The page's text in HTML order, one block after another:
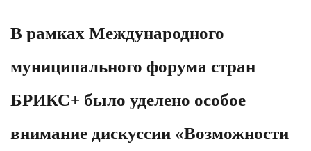
В рамках Международного
муниципального форума стран
БРИКС+ было уделено особое
внимание дискуссии «Возможности